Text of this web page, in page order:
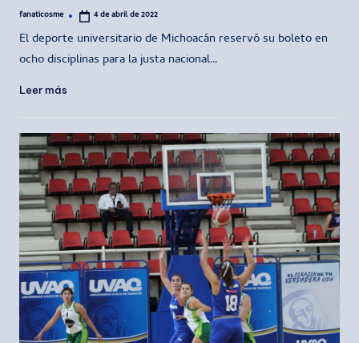
Publicado
fanaticosme 4 de abril de 2022
El deporte universitario de Michoacán reservó su boleto en
ocho disciplinas para la justa nacional…
Leer más